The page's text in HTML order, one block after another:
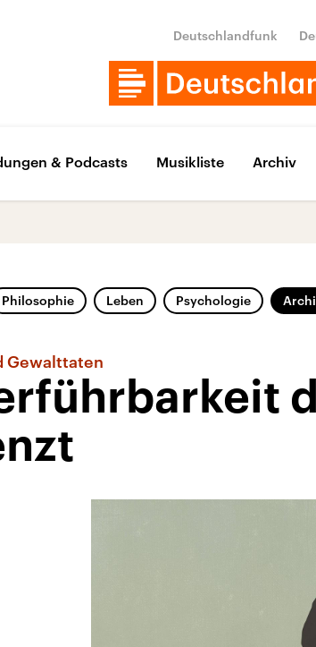
Deutschlandfunk
& Podcasts Musikliste Archiv
Philosophie Leben Psychologie
Gewalttaten